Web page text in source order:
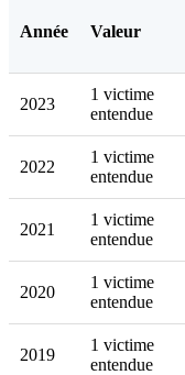
Année Valeur
2023
1 victime
entendue
2022
1 victime
entendue
2021
1 victime
entendue
2020
1 victime
entendue
2019
1 victime
entendue